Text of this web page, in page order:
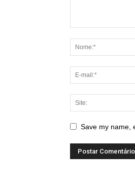
Save my name,